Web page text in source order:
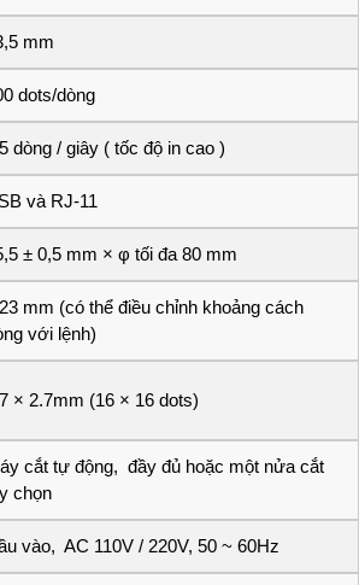
mm
dots/dòng
dòng / giây ( tốc độ in cao )
và RJ-11
± 0,5 mm × φ tối đa 80 mm
mm (có thể điều chỉnh khoảng cách
với lệnh)
× 2.7mm (16 × 16 dots)
cắt tự động, đầy đủ hoặc một nửa cắt
chọn
vào, AC 110V / 220V, 50 ~ 60Hz